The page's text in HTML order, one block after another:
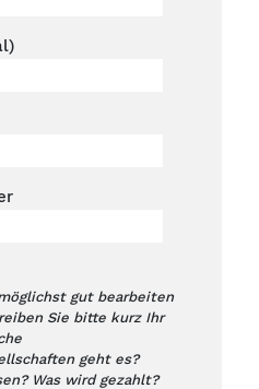
gut bearbeiten
Sie bitte kurz Ihr
geht es?
Was wird gezahlt?